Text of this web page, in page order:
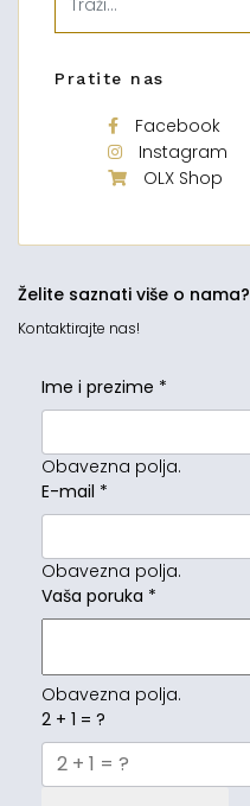
Pratite nas
Facebook
Instagram
OLX Shop
Želite saznati više o nama?
Kontaktirajte nas!
Ime i prezime *
Obavezna polja.
E-mail *
Obavezna polja.
Vaša poruka *
Obavezna polja.
2 + 1 = ?